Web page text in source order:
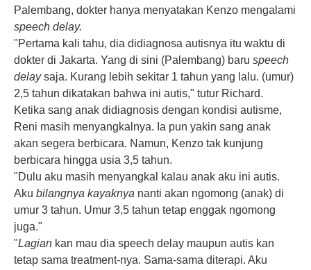
Palembang, dokter hanya menyatakan Kenzo mengalami
speech delay.
"Pertama kali tahu, dia didiagnosa autisnya itu waktu di
dokter di Jakarta. Yang di sini (Palembang) baru speech
delaysaja. Kurang lebih sekitar 1 tahun yang lalu. (umur)
2,5 tahun dikatakan bahwa ini autis," tutur Richard.
Ketika sang anak didiagnosis dengan kondisi autisme,
Reni masih menyangkalnya. Ia pun yakin sang anak
akan segera berbicara. Namun, Kenzo tak kunjung
berbicara hingga usia 3,5 tahun.
"Dulu aku masih menyangkal kalau anak aku ini autis.
Aku bilangnya kayaknya nanti akan ngomong (anak) di
umur 3 tahun. Umur 3,5 tahun tetap enggak ngomong
juga."
"Lagian kan mau dia speech delay maupun autis kan
tetap sama treatment-nya. Sama-sama diterapi. Aku